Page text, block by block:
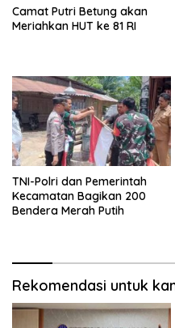
Camat Putri Betung akan
Meriahkan HUT ke 81 RI
TNI-Polri dan Pemerintah
Kecamatan Bagikan 200
Bendera Merah Putih
Rekomendasi untuk